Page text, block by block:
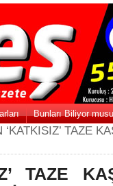
Bunları Biliyor
‘KATKISIZ’ TAZE
TAZE